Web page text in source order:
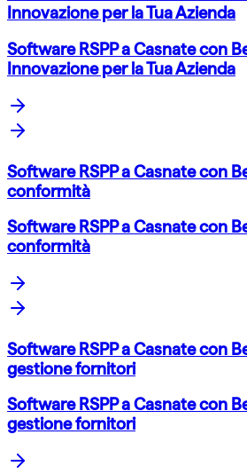
Innovazione per la Tua Azienda
Software RSPP a Casnate con
Innovazione per la Tua Azienda
Software RSPP a Casnate con
conformità
Software RSPP a Casnate con
conformità
Software RSPP a Casnate con
gestione fornitori
Software RSPP a Casnate con
gestione fornitori